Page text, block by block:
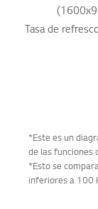
Tasa de
*Este es un
de las funciones
*Esto se
inferiores a 100